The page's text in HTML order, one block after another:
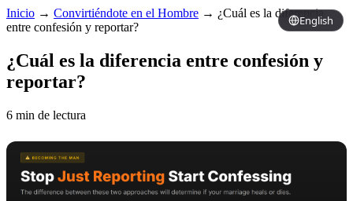
English
Inicio → Convirtiéndote en el Hombre → ¿Cuál es la diferencia
entre confesión y reportar?
¿Cuál es la diferencia entre confesión y
reportar?
6 min de lectura